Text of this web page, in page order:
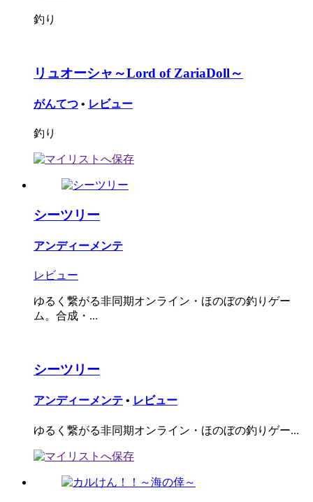
釣り
リュオーシャ～Lord of ZariaDoll～
がんてつ • レビュー
釣り
シーツリー
アンディーメンテ
レビュー
ゆるく繋がる非同期オンライン・ほのぼの釣りゲー
ム。合成・...
シーツリー
アンディーメンテ • レビュー
ゆるく繋がる非同期オンライン・ほのぼの釣りゲー...